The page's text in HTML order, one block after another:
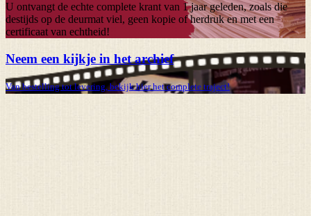
U ontvangt de echte complete krant van 1 jaargeleden, zoals die
destijds op de deurmat viel, geen kopie of herdruk en met een
certificaat van echtheid!
Neem een kijkje in het archief
Van bestelling tot levering, bekijk hier het complete traject!